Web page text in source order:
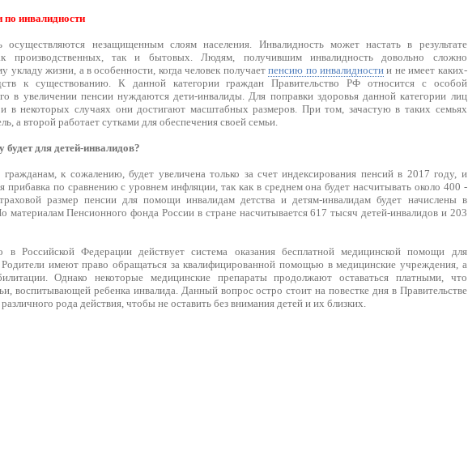
по инвалидности
незащищенным слоям населения. Инвалидность может настать в результате
производственных, так и бытовых. Людям, получившим инвалидность довольно сложно
укладу жизни, а в особенности, когда человек получаетпенсию по инвалидностии не имеет каких-
к существованию. К данной категории граждан Правительство РФ относится с особой
в увеличении пенсии нуждаются дети-инвалиды. Для поправки здоровья данной категории лиц
в некоторых случаях они достигают масштабных размеров. При том, зачастую в таких семьях
а второй работает сутками для обеспечения своей семьи.
для детей-инвалидов?
к сожалению, будет увеличена только за счет индексирования пенсий в 2017 году, и
прибавка по сравнению с уровнем инфляции, так как в среднем она будет насчитывать около 400 -
размер пенсии для помощи инвалидам детства и детям-инвалидам будет начислены в
материалам Пенсионного фонда России в стране насчитывается 617 тысяч детей-инвалидов и 203
в Российской Федерации действует система оказания бесплатной медицинской помощи для
Родители имеют право обращаться за квалифицированной помощью в медицинские учреждения, а
Однако некоторые медицинские препараты продолжают оставаться платными, что
воспитывающей ребенка инвалида. Данный вопрос остро стоит на повестке дня в Правительстве
рода действия, чтобы не оставить без внимания детей и их близких.